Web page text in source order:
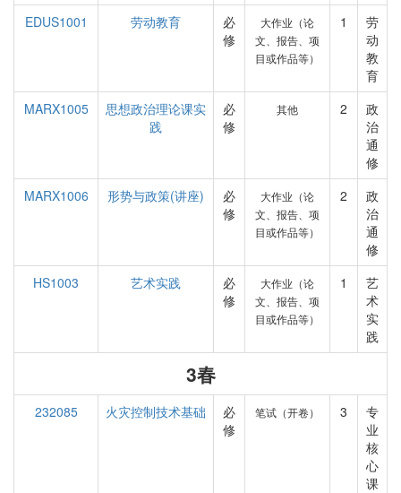
EDUS1001
劳动教育
必
修
大作业（论
文、报告、项
目或作品等）
1
劳
动
教
育
MARX1005
思想政治理论课实
践
必
修
其他 2
政
治
通
修
MARX1006
形势与政策(讲座)
必
修
大作业（论
文、报告、项
目或作品等）
2
政
治
通
修
HS1003
艺术实践
必
修
大作业（论
文、报告、项
目或作品等）
1
艺
术
实
践
3春
232085 火灾控制技术基础
必
修
笔试（开卷） 3
专
业
核
心
课